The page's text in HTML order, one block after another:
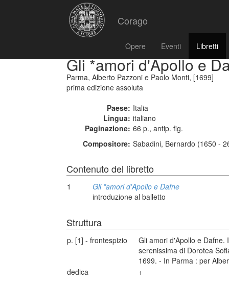
Corago
Opere Eventi Libretti
Gli *amori d'Apollo e
Parma, Alberto Pazzoni e Paolo Monti, [1699]
prima edizione assoluta
Paese: Italia
Lingua: italiano
Paginazione: 66 p., antip. fig.
Compositore: Sabadini, Bernardo (1650 -
Contenuto del libretto
1
Gli *amori d'Apollo e Dafne
introduzione al balletto
Struttura
p. [1] - frontespizio
Gli amori d'Apollo e Dafne.
serenissima di Dorotea
1699. - In Parma : per
dedica
+